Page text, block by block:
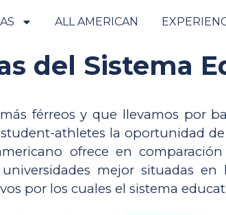
ALL AMERICAN
del Sistema
férreos y que llevamos por
athletes la oportunidad
ofrece en
mejor situadas
por los cuales el sistema